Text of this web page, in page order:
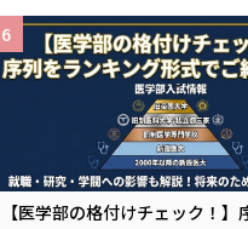
【医学部の格付けチェック！】
6